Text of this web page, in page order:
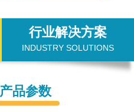
行业解决方案
INDUSTRY SOLUTIONS
产品参数